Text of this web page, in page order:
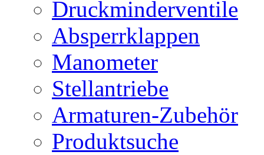
Druckminderventile
Absperrklappen
Manometer
Stellantriebe
Armaturen-Zubehör
Produktsuche